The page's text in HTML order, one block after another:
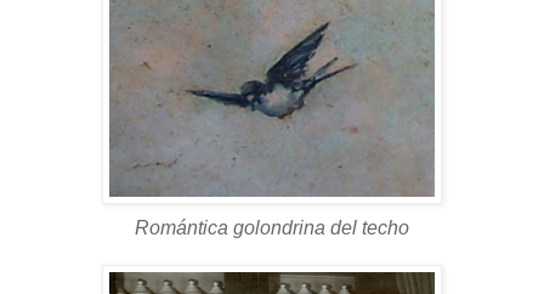
Romántica golondrina del techo